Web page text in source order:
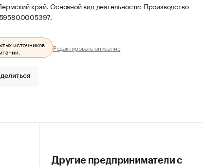
край. Основной вид деятельности: Производство
источников.
Редактировать описание
Другие предприниматели с